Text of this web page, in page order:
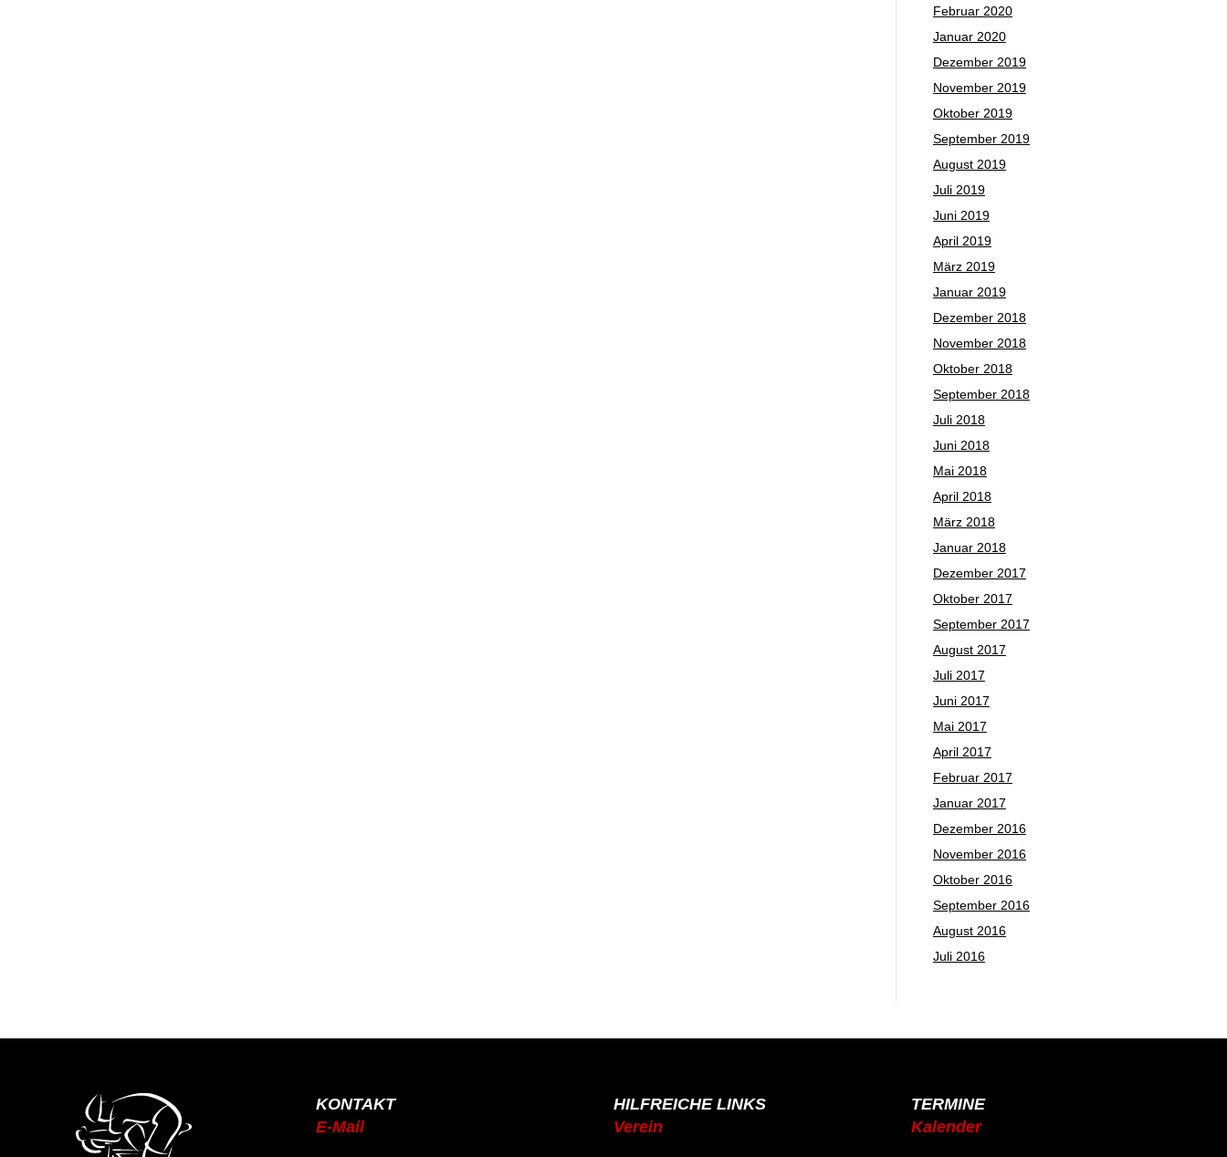
Februar 2020
Januar 2020
Dezember 2019
November 2019
Oktober 2019
September 2019
August 2019
Juli 2019
Juni 2019
April 2019
März 2019
Januar 2019
Dezember 2018
November 2018
Oktober 2018
September 2018
Juli 2018
Juni 2018
Mai 2018
April 2018
März 2018
Januar 2018
Dezember 2017
Oktober 2017
September 2017
August 2017
Juli 2017
Juni 2017
Mai 2017
April 2017
Februar 2017
Januar 2017
Dezember 2016
November 2016
Oktober 2016
September 2016
August 2016
Juli 2016
KONTAKT
E-Mail
HILFREICHE LINKS
Verein
TERMINE
Kalender